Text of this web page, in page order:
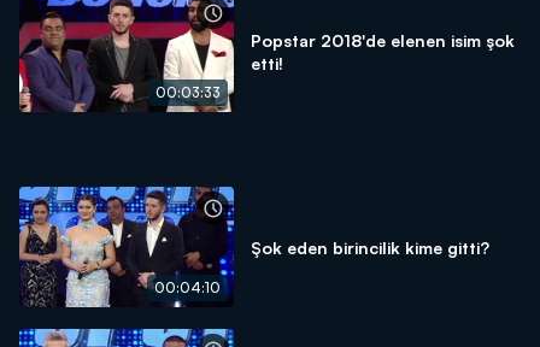
00:03:33
Popstar 2018'de elenen isim şok
etti!
00:04:10
Şok eden birincilik kime gitti?